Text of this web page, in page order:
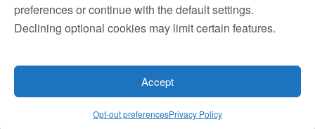
preferences or continue with the default settings.
Declining optional cookies may limit certain features.
Accept
Opt-out preferencesPrivacy Policy
contact@ogmenlaw.com
content is for informational purposes only and does not
constitute legal advice.